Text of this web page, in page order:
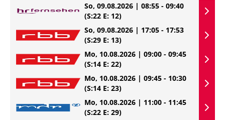
So, 09.08.2026 | 08:55 - 09:40
(S:22 E: 12)
So, 09.08.2026 | 17:05 - 17:53
(S:29 E: 13)
Mo, 10.08.2026 | 09:00 - 09:45
(S:14 E: 22)
Mo, 10.08.2026 | 09:45 - 10:30
(S:14 E: 23)
Mo, 10.08.2026 | 11:00 - 11:45
(S:22 E: 29)